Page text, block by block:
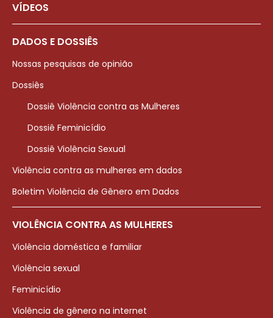
VÍDEOS
DADOS E DOSSIÊS
Nossas pesquisas de opinião
Dossiês
Dossiê Violência contra as Mulheres
Dossiê Feminicídio
Dossiê Violência Sexual
Violência contra as mulheres em dados
Boletim Violência de Gênero em Dados
VIOLÊNCIA CONTRA AS MULHERES
Violência doméstica e familiar
Violência sexual
Feminicídio
Violência de gênero na internet